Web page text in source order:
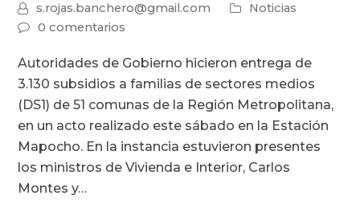
s.rojas.banchero@gmail.com
Noticias
0 comentarios
Autoridades de Gobierno hicieron entrega de
3.130 subsidios a familias de sectores medios
(DS1) de 51 comunas de la Región Metropolitana,
en un acto realizado este sábado en la Estación
Mapocho. En la instancia estuvieron presentes
los ministros de Vivienda e Interior, Carlos
Montes y…